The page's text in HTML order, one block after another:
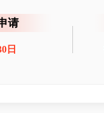
请
日